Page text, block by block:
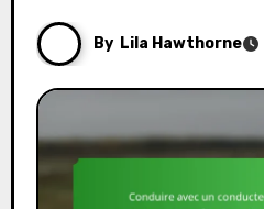
By Lila Hawthorne